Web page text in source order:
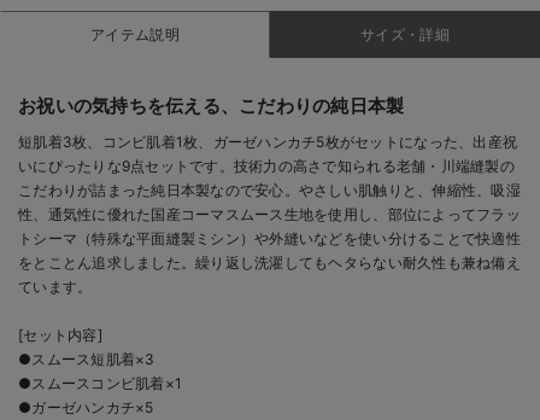
アイテム説明 サイズ・詳細
お祝いの気持ちを伝える、こだわりの純日本製
短肌着3枚、コンビ肌着1枚、ガーゼハンカチ5枚がセットになった、出産祝
いにぴったりな9点セットです。技術力の高さで知られる老舗・川端縫製の
こだわりが詰まった純日本製なので安心。やさしい肌触りと、伸縮性、吸湿
性、通気性に優れた国産コーマスムース生地を使用し、部位によってフラッ
トシーマ（特殊な平面縫製ミシン）や外縫いなどを使い分けることで快適性
をとことん追求しました。繰り返し洗濯してもヘタらない耐久性も兼ね備え
ています。
[セット内容]
●スムース短肌着×3
●スムースコンビ肌着×1
●ガーゼハンカチ×5